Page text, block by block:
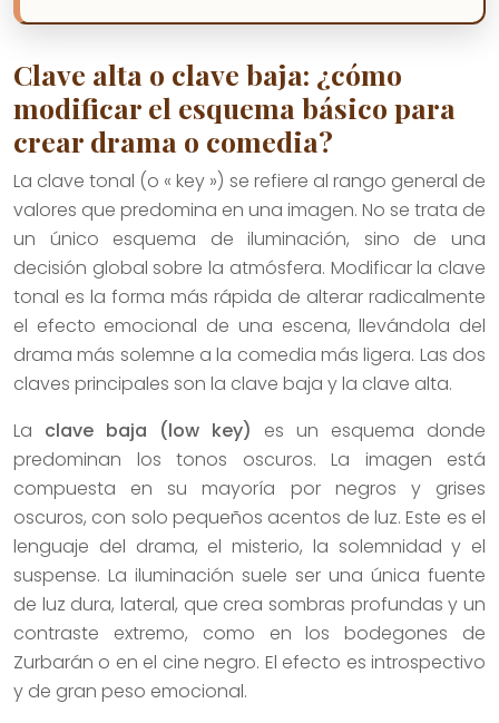
Clave alta o clave baja: ¿cómo
modificar el esquema básico para
crear drama o comedia?
La clave tonal (o « key ») se refiere al rango general de
valores que predomina en una imagen. No se trata de
un único esquema de iluminación, sino de una
decisión global sobre la atmósfera. Modificar la clave
tonal es la forma más rápida de alterar radicalmente
el efecto emocional de una escena, llevándola del
drama más solemne a la comedia más ligera. Las dos
claves principales son la clave baja y la clave alta.
La clave baja (low key) es un esquema donde
predominan los tonos oscuros. La imagen está
compuesta en su mayoría por negros y grises
oscuros, con solo pequeños acentos de luz. Este es el
lenguaje del drama, el misterio, la solemnidad y el
suspense. La iluminación suele ser una única fuente
de luz dura, lateral, que crea sombras profundas y un
contraste extremo, como en los bodegones de
Zurbarán o en el cine negro. El efecto es introspectivo
y de gran peso emocional.